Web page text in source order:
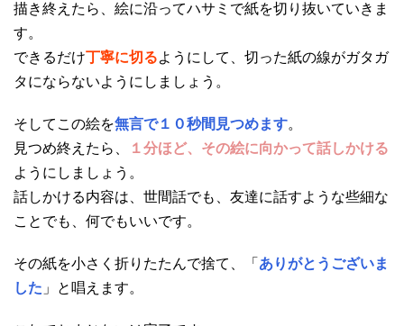
描き終えたら、絵に沿ってハサミで紙を切り抜いていきま
す。
できるだけ丁寧に切るようにして、切った紙の線がガタガ
タにならないようにしましょう。
そしてこの絵を無言で１０秒間見つめます。
見つめ終えたら、
１分ほど、その絵に向かって話しかける
ようにしましょう。
話しかける内容は、世間話でも、友達に話すような些細な
ことでも、何でもいいです。
その紙を小さく折りたたんで捨て、「 ありがとうございま
した 」と唱えます。